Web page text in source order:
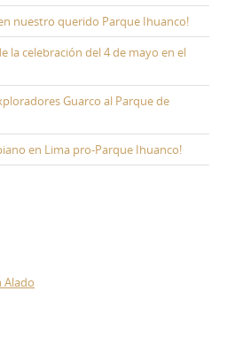
nuestro querido Parque Ihuanco!
la celebración del 4 de mayo en el
Guarco al Parque de
en Lima pro-Parque Ihuanco!
Alado